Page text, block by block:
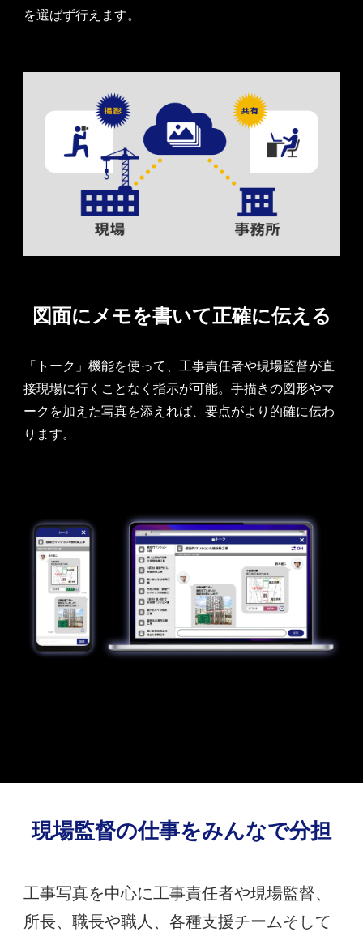
を選ばず行えます。
図面にメモを書いて正確に伝える
「トーク」機能を使って、工事責任者や現場監督が直
接現場に行くことなく指示が可能。手描きの図形やマ
ークを加えた写真を添えれば、要点がより的確に伝わ
ります。
現場監督の仕事をみんなで分担
工事写真を中心に工事責任者や現場監督、
所長、職長や職人、各種支援チームそして